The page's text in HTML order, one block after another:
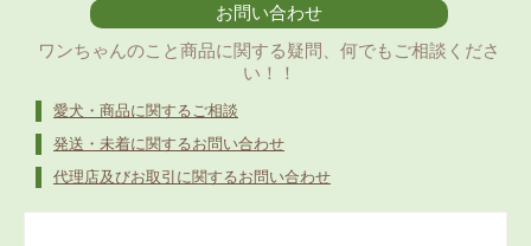
お問い合わせ
ワンちゃんのこと商品に関する疑問、何でもご相談くださ
い！！
愛犬・商品に関するご相談
発送・未着に関するお問い合わせ
代理店及びお取引に関するお問い合わせ